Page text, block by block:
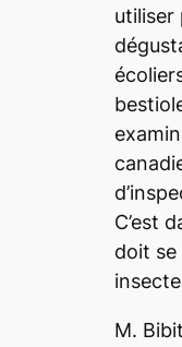
utiliser
C’est
doit se
M.